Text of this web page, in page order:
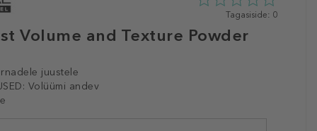
Volume and Texture Powder
juustele
Volüümi andev
0
5st
Tagasiside: 0